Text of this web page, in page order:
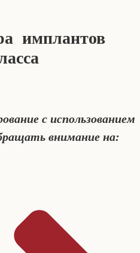
имплантов
с использованием
внимание на: